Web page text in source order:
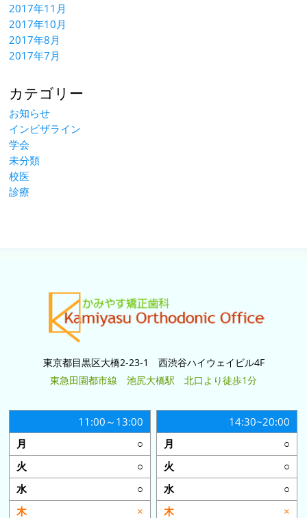
2017年11月
2017年10月
2017年8月
2017年7月
カテゴリー
お知らせ
インビザライン
学会
未分類
校医
診療
東京都目黒区大橋2-23-1 西渋谷ハイウェイビル4F
東急田園都市線 池尻大橋駅 北口より徒歩1分
11:00～13:00
○
○
○
×
14:30~20:00
○
○
○
×